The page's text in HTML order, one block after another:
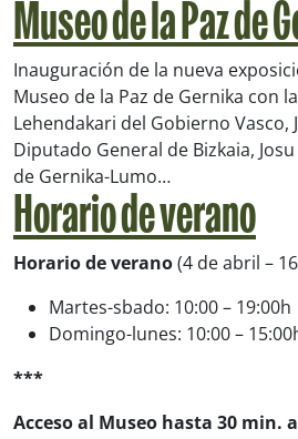
Museo de la Paz de
Inauguración de la nueva
Museo de la Paz de Gernika con
Lehendakari del Gobierno Vasco,
Diputado General de Bizkaia,
de Gernika-Lumo…
Horario de verano
Horario de verano(4 de abril –
Martes-sbado: 10:00 – 19:00h
Domingo-lunes: 10:00 –
***
Acceso al Museo hasta 30 min.